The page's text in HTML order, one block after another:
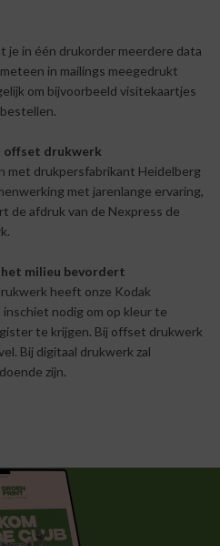
je in één drukorder meerdere data
in mailings meegedrukt
om bijvoorbeeld visitekaartjes
offset drukwerk
met drukpersfabrikant Heidelberg
met jarenlange ervaring,
de afdruk van de Nexpress de
milieu bevordert
heeft onze Kodak
nodig om op kleur te
te krijgen. Bij offset drukwerk
Bij digitaal drukwerk zal
zijn.